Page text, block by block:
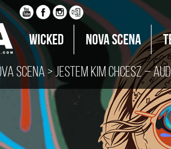
Wicked Nova Scena
scena > Jestem kim chcesz –